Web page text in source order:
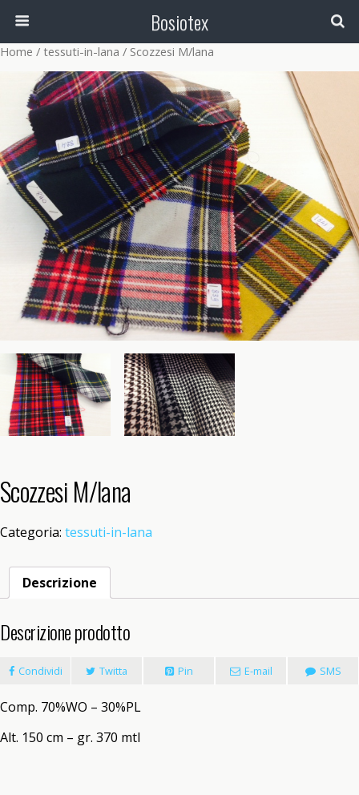
Bosiotex
Home / tessuti-in-lana / Scozzesi M/lana
Scozzesi M/lana
Categoria: tessuti-in-lana
Descrizione
Descrizione prodotto
Condividi Twitta Pin E-mail SMS
Comp. 70%WO – 30%PL
Alt. 150 cm – gr. 370 mtl